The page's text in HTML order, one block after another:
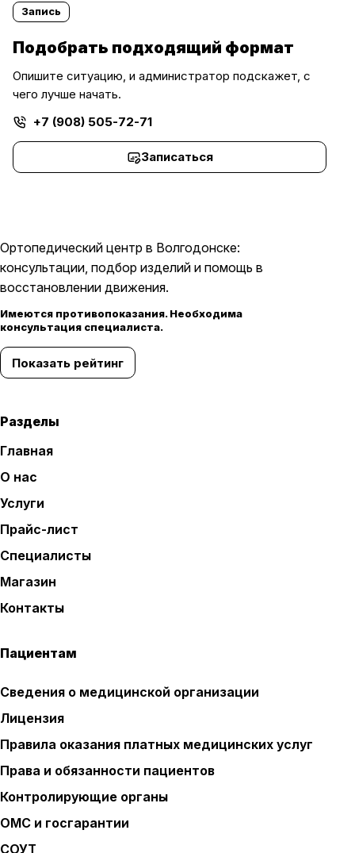
Запись
Подобрать подходящий формат
Опишите ситуацию, и администратор подскажет, с
чего лучше начать.
+7 (908) 505-72-71
Записаться
Ортопедический центр в Волгодонске:
консультации, подбор изделий и помощь в
восстановлении движения.
Имеются противопоказания. Необходима
консультация специалиста.
Показать рейтинг
Разделы
Главная
О нас
Услуги
Прайс-лист
Специалисты
Магазин
Контакты
Пациентам
Сведения о медицинской организации
Лицензия
Правила оказания платных медицинских услуг
Права и обязанности пациентов
Контролирующие органы
ОМС и госгарантии
СОУТ